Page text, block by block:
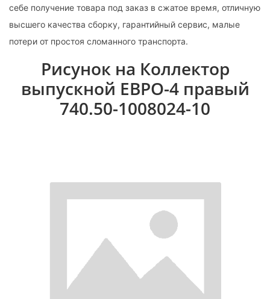
себе получение товара под заказ в сжатое время, отличную
высшего качества сборку, гарантийный сервис, малые
потери от простоя сломанного транспорта.
Рисунок на Коллектор
выпускной ЕВРО-4 правый
740.50-1008024-10